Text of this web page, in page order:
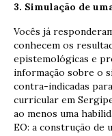
3. Simulação de
Vocês já
conhecem os
epistemológicas e
informação sobre o
contra-indicadas
curricular em
ao menos uma
EO: a construção de